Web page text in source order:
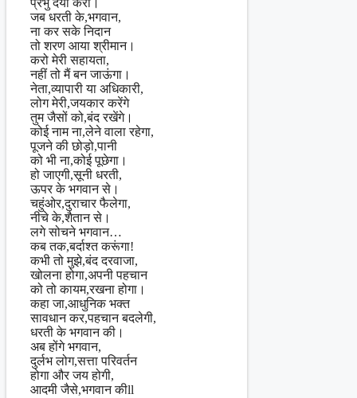
प्रभु दया करो।
जब धरती के,भगवान,
ना कर सके निदान
तो शरण आया श्रीमान।
करो मेरी सहायता,
नहीं तो मैं बन जाऊंगा।
नेता,व्यापारी या अधिकारी,
लोग मेरी,जयकार करेंगे
तुम जैसों को,बंद रखेंगे।
कोई नाम ना,लेने वाला रहेगा,
पूजने की छोड़ो,पानी
को भी ना,कोई पूछेगा।
हो जाएगी,सूनी धरती,
ऊपर के भगवान से।
चहुंओर,दुराचार फैलेगा,
नीचे के,शैतान से।
लगे सोचने भगवान…
कब तक,बर्दाश्त करूंगा!
कभी तो मुझे,बंद दरवाजा,
खोलना होगा,अपनी पहचान
को तो कायम,रखना होगा।
कहा जा,आधुनिक भक्त
सावधान कर,पहचान बदलेगी,
धरती के भगवान की।
अब होंगे भगवान,
दुर्लभ लोग,सत्ता परिवर्तन
होगा और जय होगी,
आदमी जैसे,भगवान कीll